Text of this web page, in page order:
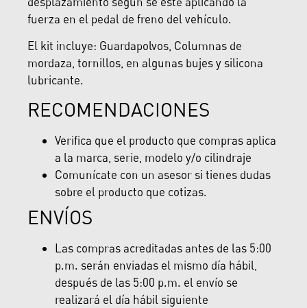
fuerza en el pedal de freno del vehículo.
El kit incluye: Guardapolvos, Columnas de
mordaza, tornillos, en algunas bujes y silicona
lubricante.
RECOMENDACIONES
Verifica que el producto que compras aplica
a la marca, serie, modelo y/o cilindraje
Comunícate con un asesor si tienes dudas
sobre el producto que cotizas.
ENVÍOS
Las compras acreditadas antes de las 5:00
p.m. serán enviadas el mismo día hábil,
después de las 5:00 p.m. el envío se
realizará el día hábil siguiente